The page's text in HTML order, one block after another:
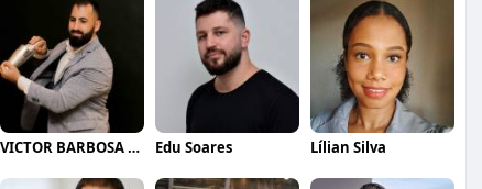
VICTOR BARBOSA QUARANTA Edu Soares Lílian Silva